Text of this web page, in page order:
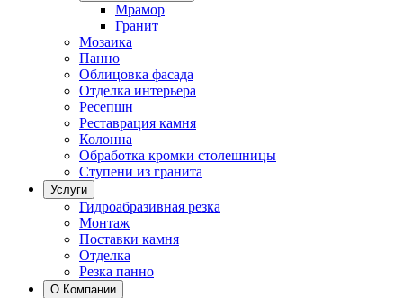
Мрамор
Гранит
Мозаика
Панно
Облицовка фасада
Отделка интерьера
Ресепшн
Реставрация камня
Колонна
Обработка кромки столешницы
Ступени из гранита
Услуги
Гидроабразивная резка
Монтаж
Поставки камня
Отделка
Резка панно
О Компании